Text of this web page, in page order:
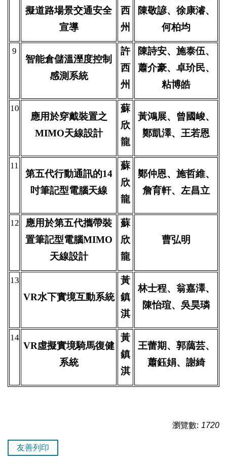
擬道路場景交通安全
宣導
西
州
陳敬諺、徐康濬、
何柏均
9
智能倉儲溫溼度控制
感測系統
許
西
州
陳詩安、施泰伍、
蕭介豪、卓玠民、
粘博皓
10
應用於穿戴裝置之
MIMO天線設計
蘇
欣
龍
黃鴻展、曾國峻、
鄭凱澤、王若恩
11
第五代行動通訊的14
吋筆記型電腦天線
蘇
欣
龍
鄭仲恩、施哲維、
詹育軒、左昌立
12
應用於第五代攜帶裝
置筆記型電腦MIMO
天線設計
蘇
欣
龍
曹弘明
13
VR水下實境互動系統
黃
鎮
淇
林士程、翁嘉澤、
陳怡瑄、吳昊璘
14
VR虛擬實境騎馬復健
系統
黃
鎮
淇
王蕾期、郭藹芸、
蕭鈺娟、謝綺
瀏覽數: 1720
友善列印